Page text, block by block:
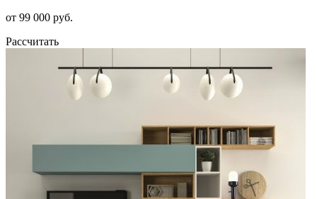
от 99 000 руб.
Рассчитать